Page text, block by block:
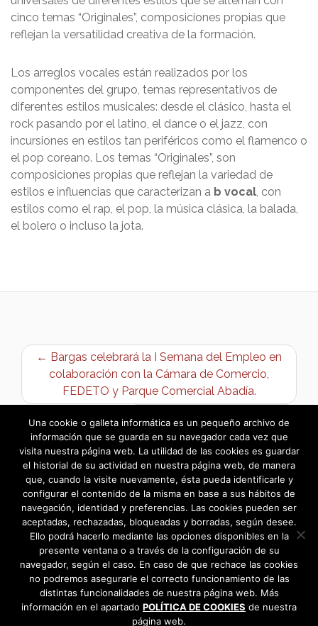
cinco temas “Originales”, composiciones propias que
reflejan la versatilidad creativa de la formación.
Los arreglos vocales están realizados por los
componentes del grupo, temas representativos de
diferentes estilos musicales: desde el clásico, hasta el
rock pasando por el latino, el dance o el jazz, con
incursiones en estilos tan periféricos como el flamenco o
el pop coreano. Los temas “Originales”, son
composiciones propias que reflejan la variedad de
estilos e influencias que caracterizan a b vocal, con
estilos como el rap, el pop, la música clásica, la balada,
el bolero o incluso la jota.
← Bargas celebrará la I Semana del Empleo en
colaboración con la Cámara de Comercio,
FEDETO y Parque Comercial Abadía.
Víctor Perona: Miscelánea →
Una cookie o galleta informática es un pequeño archivo de
información que se guarda en su navegador cada vez que
visita nuestra página web. La utilidad de las cookies es guardar
el historial de su actividad en nuestra página web, de manera
que, cuando la visite nuevamente, ésta pueda identificarle y
configurar el contenido de la misma en base a sus hábitos de
navegación, identidad y preferencias. Las cookies pueden ser
aceptadas, rechazadas, bloqueadas y borradas, según desee.
Ello podrá hacerlo mediante las opciones disponibles en la
presente ventana o a través de la configuración de su
navegador, según el caso. En caso de que rechace las cookies
no podremos asegurarle el correcto funcionamiento de las
distintas funcionalidades de nuestra página web. Más
información en el apartado POLÍTICA DE COOKIES de nuestra
página web.